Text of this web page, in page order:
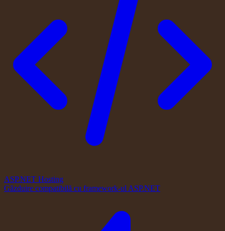
ASP.NET Hosting
Găzduire compatibilă cu framework-ul ASP.NET